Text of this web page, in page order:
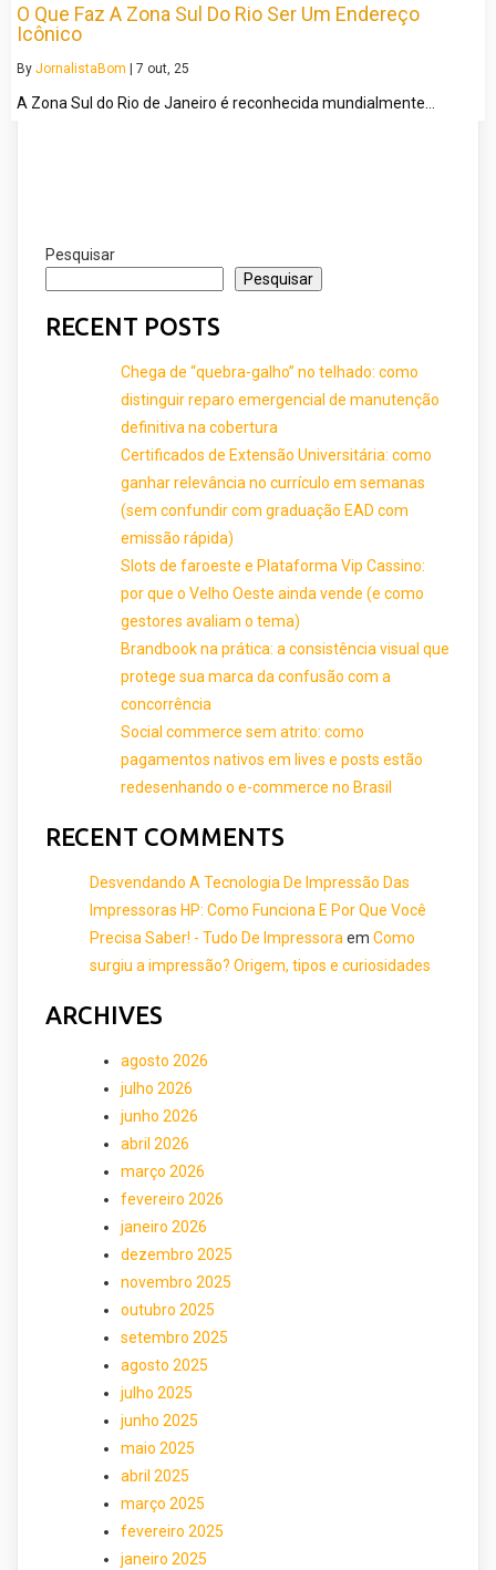
O Que Faz A Zona Sul Do Rio Ser Um Endereço
Icônico
By JornalistaBom | 7 out, 25
A Zona Sul do Rio de Janeiro é reconhecida mundialmente…
Pesquisar
Pesquisar
RECENT POSTS
Chega de “quebra-galho” no telhado: como
distinguir reparo emergencial de manutenção
definitiva na cobertura
Certificados de Extensão Universitária: como
ganhar relevância no currículo em semanas
(sem confundir com graduação EAD com
emissão rápida)
Slots de faroeste e Plataforma Vip Cassino:
por que o Velho Oeste ainda vende (e como
gestores avaliam o tema)
Brandbook na prática: a consistência visual que
protege sua marca da confusão com a
concorrência
Social commerce sem atrito: como
pagamentos nativos em lives e posts estão
redesenhando o e-commerce no Brasil
RECENT COMMENTS
Desvendando A Tecnologia De Impressão Das
Impressoras HP: Como Funciona E Por Que Você
Precisa Saber! - Tudo De Impressora em Como
surgiu a impressão? Origem, tipos e curiosidades
ARCHIVES
agosto 2026
julho 2026
junho 2026
abril 2026
março 2026
fevereiro 2026
janeiro 2026
dezembro 2025
novembro 2025
outubro 2025
setembro 2025
agosto 2025
julho 2025
junho 2025
maio 2025
abril 2025
março 2025
fevereiro 2025
janeiro 2025